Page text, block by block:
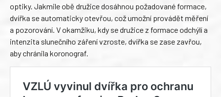
optiky. Jakmile obě družice dosáhnou požadované formace,
dvířka se automaticky otevřou, což umožní provádět měření
a pozorování. V okamžiku, kdy se družice z formace odchýlí a
intenzita slunečního záření vzroste, dvířka se zase zavřou,
aby chránila koronograf.